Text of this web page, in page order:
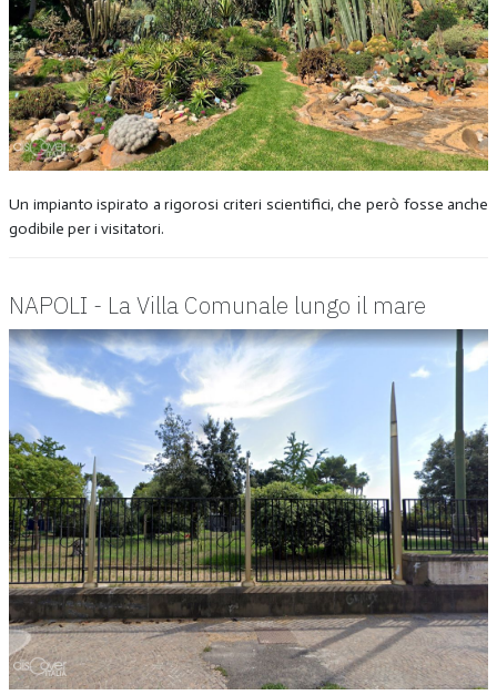
Un impianto ispirato a rigorosi criteri scientifici, che però fosse anche
godibile per i visitatori.
NAPOLI - La Villa Comunale lungo il mare